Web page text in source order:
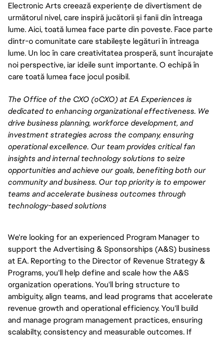
Electronic Arts creează experiențe de divertisment de
următorul nivel, care inspiră jucătorii și fanii din întreaga
lume. Aici, toată lumea face parte din poveste. Face parte
dintr-o comunitate care stabilește legături în întreaga
lume. Un loc în care creativitatea prosperă, sunt încurajate
noi perspective, iar ideile sunt importante. O echipă în
care toată lumea face jocul posibil.
The Office of the CXO (oCXO) at EA Experiences is
dedicated to enhancing organizational effectiveness. We
drive business planning, workforce development, and
investment strategies across the company, ensuring
operational excellence. Our team provides critical fan
insights and internal technology solutions to seize
opportunities and achieve our goals, benefiting both our
community and business. Our top priority is to empower
teams and accelerate business outcomes through
technology-based solutions
We're looking for an experienced Program Manager to
support the Advertising & Sponsorships (A&S) business
at EA. Reporting to the Director of Revenue Strategy &
Programs, you'll help define and scale how the A&S
organization operations. You'll bring structure to
ambiguity, align teams, and lead programs that accelerate
revenue growth and operational efficiency. You'll build
and manage program management practices, ensuring
scalabilty, consistency and measurable outcomes. If